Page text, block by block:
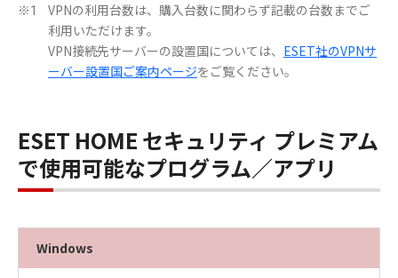
※1
VPNの利用台数は、購入台数に関わらず記載の台数までご
利用いただけます。
VPN接続先サーバーの設置国については、 ESET社のVPNサ
ーバー設置国ご案内ページをご覧ください。
ESET HOME セキュリティ プレミアム
で使用可能なプログラム／アプリ
Windows